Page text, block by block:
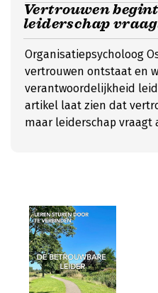
Vertrouwen
leiderschap
Organisatiepsycholoog
vertrouwen ontstaat en
verantwoordelijkheid
artikel laat zien dat
maar leiderschap vraagt